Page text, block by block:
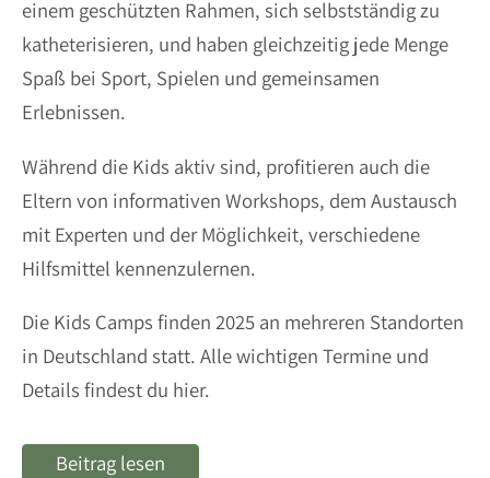
einem geschützten Rahmen, sich selbstständig zu
katheterisieren, und haben gleichzeitig jede Menge
Spaß bei Sport, Spielen und gemeinsamen
Erlebnissen.
Während die Kids aktiv sind, profitieren auch die
Eltern von informativen Workshops, dem Austausch
mit Experten und der Möglichkeit, verschiedene
Hilfsmittel kennenzulernen.
Die Kids Camps finden 2025 an mehreren Standorten
in Deutschland statt. Alle wichtigen Termine und
Details findest du hier.
Beitrag lesen